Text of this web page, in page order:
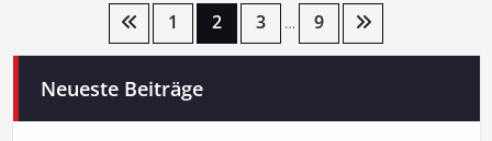
Seitennummerierung
Beiträge
1 2 3 … 9
Neueste Beiträge